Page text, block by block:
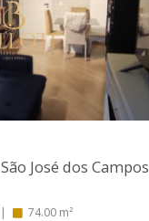
São José dos Campos
74.00 m²